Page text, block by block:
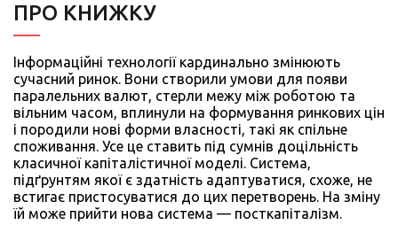
ПРО КНИЖКУ
Інформаційні технології кардинально змінюють
сучасний ринок. Вони створили умови для появи
паралельних валют, стерли межу між роботою та
вільним часом, вплинули на формування ринкових цін
і породили нові форми власності, такі як спільне
споживання. Усе це ставить під сумнів доцільність
класичної капіталістичної моделі. Система,
підґрунтям якої є здатність адаптуватися, схоже, не
встигає пристосуватися до цих перетворень. На зміну
їй може прийти нова система — посткапіталізм.